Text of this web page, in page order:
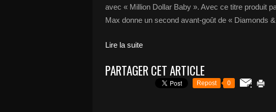
avec « Million Dollar Baby ». Avec ce titre produit
Max donne un second avant-goût de « Diamonds
Lire la suite
PARTAGER CET ARTICLE
Repost 0